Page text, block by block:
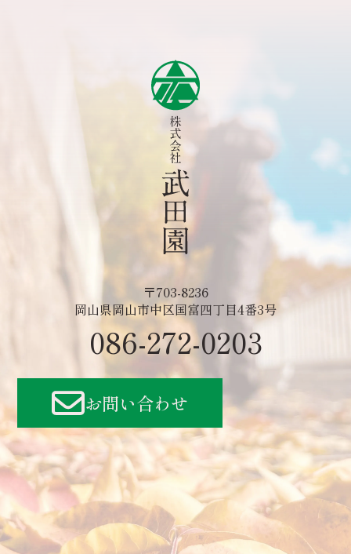
〒703-8236
岡山県岡山市中区国富四丁目4番3号
086-272-0203
お問い合わせ